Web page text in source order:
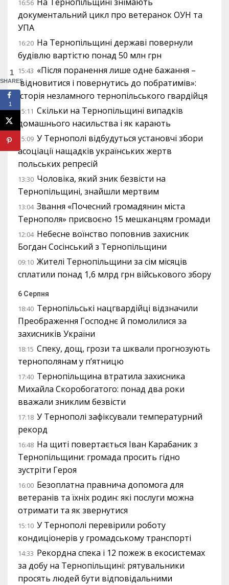
16:56
документальний цикл про ветеранок ОУН та
УПА
16:20 На Тернопільщині державі повернули
будівлю вартістю понад 50 млн грн
15:43 «Після поранення лише одне бажання –
відновитися і повернутись до побратимів»:
історія незламного тернопільського гвардійця
15:11 Скільки на Тернопільщині випадків
домашнього насильства і як карають
15:09 У Тернополі відбудуться установчі збори
асоціації нащадків українських жертв
польських репресій
13:30 Чоловіка, який зник безвісти на
Тернопільщині, знайшли мертвим
13:04 Звання «Почесний громадянин міста
Тернополя» присвоєно 15 мешканцям громади
12:04 Небесне воїнство поповнив захисник
Богдан Сосінський з Тернопільщини
09:10 Жителі Тернопільщини за сім місяців
сплатили понад 1,6 млрд грн військового збору
6 Серпня
18:40 Тернопільські нацгвардійці відзначили
Преображення Господнє й помолилися за
захисників України
18:15 Спеку, дощ, грози та шквали прогнозують
тернополянам у п’ятницю
17:40 Тернопільщина втратила захисника
Михайла Скоробогатого: понад два роки
вважали зниклим безвісти
17:18 У Тернополі зафіксували температурний
рекорд
16:48 На щиті повертається Іван Карабаник з
Тернопільщини: громада просить гідно
зустріти Героя
16:00 Безоплатна правнича допомога для
ветеранів та їхніх родин: які послуги можна
отримати та як звернутися
15:10 У Тернополі перевірили роботу
кондиціонерів у громадському транспорті
14:33 Рекордна спека і 12 пожеж в екосистемах
за добу на Тернопільщині: рятувальники
просять людей бути відповідальними
1
SHARES
1